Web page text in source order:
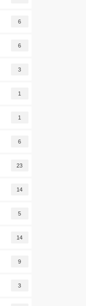
6
6
3
1
1
6
23
14
5
14
9
3